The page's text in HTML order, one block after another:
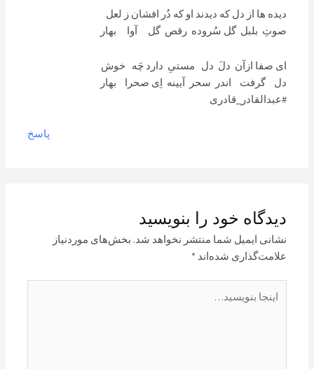
دیده ها از دل که دیدند او که دُر افشان ز لعل
صوتِ بلبل گل سُروده رقص گل آوا بهار
ای صفا ازآن دلَ دل مستیِ دارد چَه خوش
دل گرفت اندر سحر آیینه اِی صحرا بهار
#عبدالقادر_قادری
پاسخ
دیدگاه‌ خود را بنویسید
نشانی ایمیل شما منتشر نخواهد شد. بخش‌های موردنیاز
علامت‌گذاری شده‌اند *
بنویسید…